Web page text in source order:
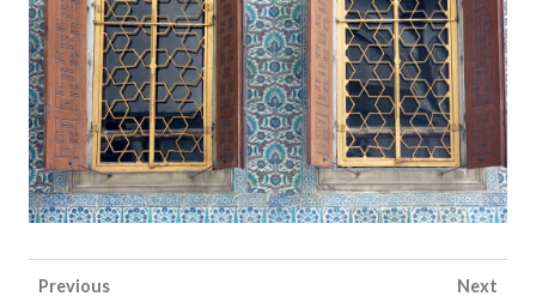
Previous Next